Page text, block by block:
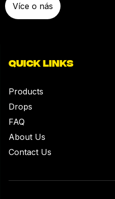
Více o nás
QUICK LINKS
Products
Drops
FAQ
About Us
Contact Us